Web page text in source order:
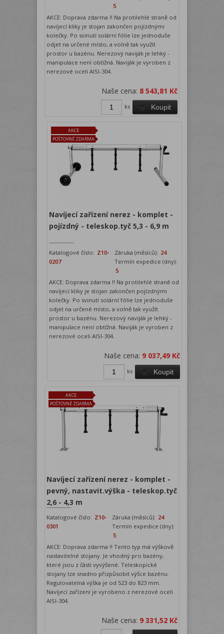
5
AKCE: Doprava zdarma !! Na protilehlé straně od
navíjecí kliky je stojan zakončen pojízdnými
kolečky. Po svinutí solární fólie lze jednoduše
odjet na určené místo, a volně tak využít
prostor u bazénu. Nerezový naviják je lehký -
manipulace není obtížná. Naviják je vyroben z
nerezové oceli AISI-304.
Naše cena: 8 543,81 Kč
Koupit
ks
AKCE
POŠTOVNÉ ZDARMA
Navíjecí zařízení nerez - komplet -
pojízdný - teleskop.tyč 5,3 - 6,9 m
Katalogové číslo: Z10-
0207
Záruka (měsíců): 24
Termín expedice (dny):
5
AKCE: Doprava zdarma !! Na protilehlé straně od
navíjecí kliky je stojan zakončen pojízdnými
kolečky. Po svinutí solární fólie lze jednoduše
odjet na určené místo, a volně tak využít
prostor u bazénu. Nerezový naviják je lehký -
manipulace není obtížná. Naviják je vyroben z
nerezové oceli AISI-304.
Naše cena: 9 037,49 Kč
Koupit
ks
AKCE
POŠTOVNÉ ZDARMA
Navíjecí zařízení nerez - komplet -
pevný, nastavit.výška - teleskop.tyč
2,6 - 4,3 m
Katalogové číslo: Z10-
0301
Záruka (měsíců): 24
Termín expedice (dny):
5
AKCE: Doprava zdarma !! Tento typ má výškově
nastavitelné stojany. Je vhodný pro bazény,
které jsou z části vyvýšené. Teleskopické
stojany lze snadno přizpůsobit výšce bazénu.
Regulovatelná výška je od 523 do 823 mm.
Navíjecí zařízení je vyrobeno z nerezové oceli
AISI-304.
Naše cena: 9 331,52 Kč